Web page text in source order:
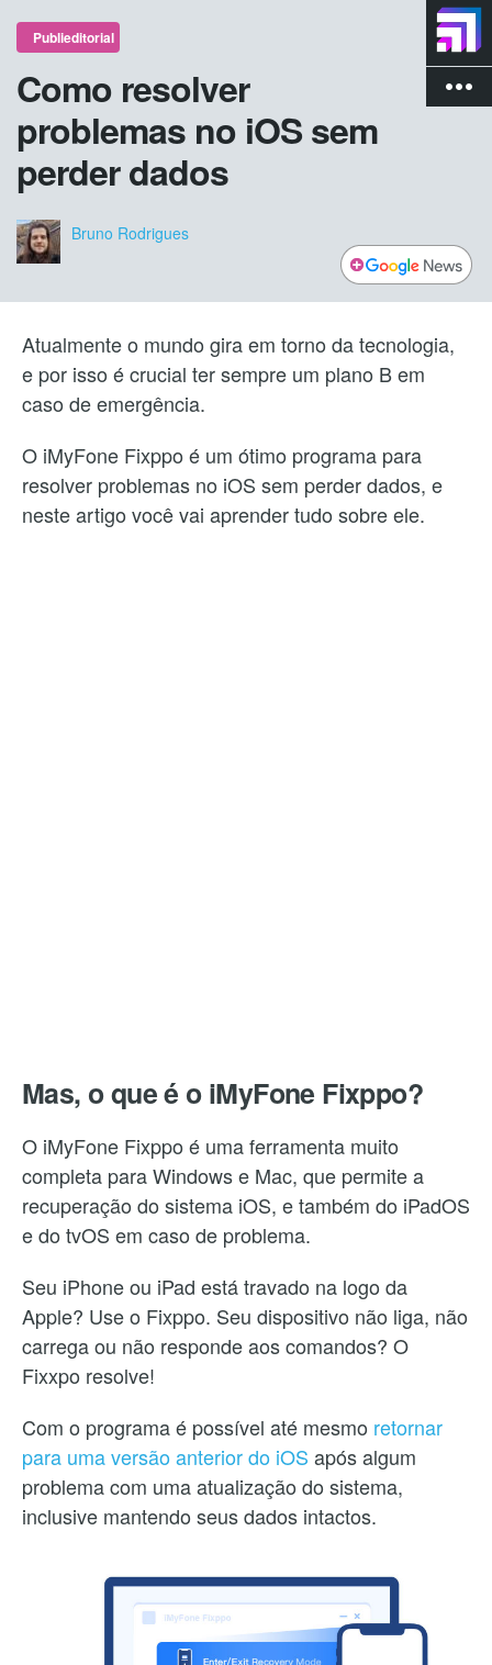
more_vert
Publieditorial
Como resolver
problemas no iOS sem
perder dados
Bruno Rodrigues
Atualmente o mundo gira em torno da tecnologia,
e por isso é crucial ter sempre um plano B em
caso de emergência.
O iMyFone Fixppo é um ótimo programa para
resolver problemas no iOS sem perder dados, e
neste artigo você vai aprender tudo sobre ele.
Mas, o que é o iMyFone Fixppo?
O iMyFone Fixppo é uma ferramenta muito
completa para Windows e Mac, que permite a
recuperação do sistema iOS, e também do iPadOS
e do tvOS em caso de problema.
Seu iPhone ou iPad está travado na logo da
Apple? Use o Fixppo. Seu dispositivo não liga, não
carrega ou não responde aos comandos? O
Fixxpo resolve!
Com o programa é possível até mesmo retornar
para uma versão anterior do iOS após algum
problema com uma atualização do sistema,
inclusive mantendo seus dados intactos.